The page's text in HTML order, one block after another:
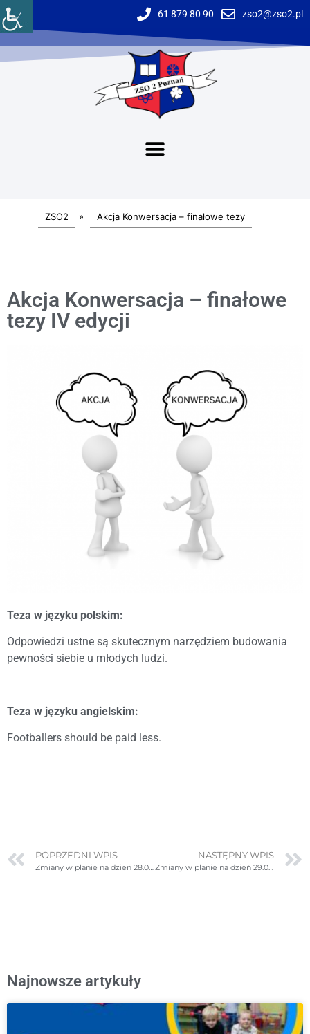
61 879 80 90 zso2@zso2.pl
ZSO2 » Akcja Konwersacja – finałowe tezy
Akcja Konwersacja – finałowe
tezy IV edycji
Teza w języku polskim:
Odpowiedzi ustne są skutecznym narzędziem budowania
pewności siebie u młodych ludzi.
Teza w języku angielskim:
Footballers should be paid less.
POPRZEDNI WPIS
Zmiany w planie na dzień 28.04.2025r. (poniedziałek)- poprawione
NASTĘPNY WPIS
Zmiany w planie na dzień 29.04.2025r. (wtorek)
Najnowsze artykuły